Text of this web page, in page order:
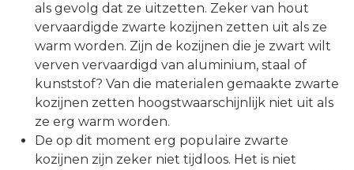
als gevolg dat ze uitzetten. Zeker van hout
vervaardigde zwarte kozijnen zetten uit als ze
warm worden. Zijn de kozijnen die je zwart wilt
verven vervaardigd van aluminium, staal of
kunststof? Van die materialen gemaakte zwarte
kozijnen zetten hoogstwaarschijnlijk niet uit als
ze erg warm worden.
De op dit moment erg populaire zwarte
kozijnen zijn zeker niet tijdloos. Het is niet